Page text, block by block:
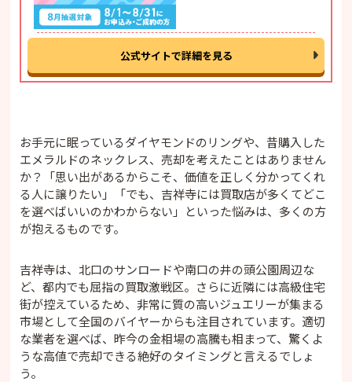
公式サイトで詳細を見る
お手元に眠っているダイヤモンドのリングや、昔購入した
エメラルドのネックレス、売却を考えたことはありません
か？「思い出があるからこそ、価値を正しく分かってくれ
る人に譲りたい」「でも、吉祥寺には買取店が多くてどこ
を選べばいいのかわからない」といった悩みは、多くの方
が抱えるものです。
吉祥寺は、北口のサンロードや南口の井の頭公園周辺な
ど、都内でも屈指の買取激戦区。さらに近隣には高級住宅
街が控えているため、非常に質の高いジュエリーが集まる
市場として全国のバイヤーからも注目されています。適切
な業者を選べば、昨今の金相場の高騰も相まって、驚くよ
うな高値で売却できる絶好のタイミングと言えるでしょ
う。